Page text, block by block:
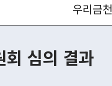
우리금천
회 심의 결과